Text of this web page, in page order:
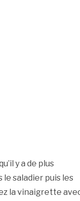
y a de plus
saladier puis les
la vinaigrette